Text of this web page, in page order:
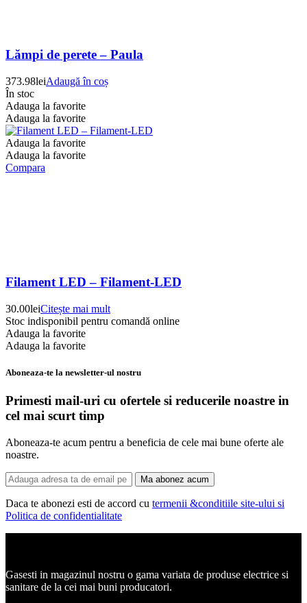
Lămpi de perete – Paula
373.98leiAdaugă în coș
În stoc
Adauga la favorite
Adauga la favorite
Adauga la favorite
Adauga la favorite
Compara
Filament LED – Filament-LED
30.00leiCitește mai mult
Stoc indisponibil pentru comandă online
Adauga la favorite
Adauga la favorite
Aboneaza-te la newsletter-ul nostru
Primesti mail-uri cu ofertele si reducerile noastre in
cel mai scurt timp
Aboneaza-te acum pentru a beneficia de cele mai bune oferte ale
noastre.
Ma abonez acum
Daca te abonezi esti de accord cu termenii &conditiile site-ului si
Politica de confidentialitate
Gasesti in magazinul nostru o gama variata de produse electrice si
sanitare de la cei mai buni producatori.